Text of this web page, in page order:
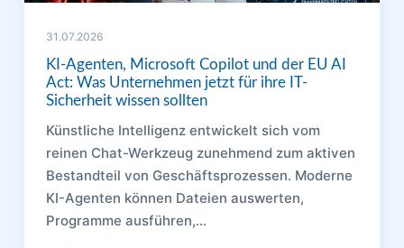
31.07.2026
KI-Agenten, Microsoft Copilot und der EU AI
Act: Was Unternehmen jetzt für ihre IT-
Sicherheit wissen sollten
Künstliche Intelligenz entwickelt sich vom
reinen Chat-Werkzeug zunehmend zum aktiven
Bestandteil von Geschäftsprozessen. Moderne
KI-Agenten können Dateien auswerten,
Programme ausführen,…